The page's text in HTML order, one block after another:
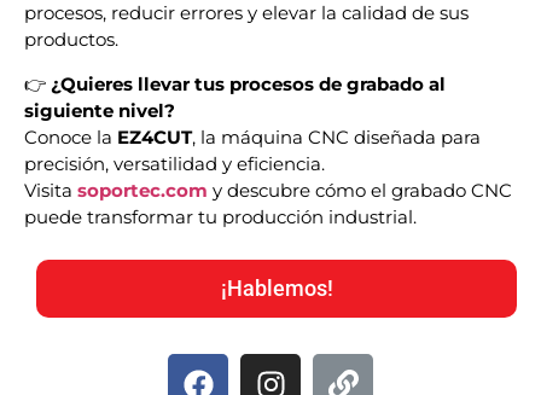
procesos, reducir errores y elevar la calidad de sus
productos.
👉 ¿Quieres llevar tus procesos de grabado al
siguiente nivel?
Conoce la EZ4CUT, la máquina CNC diseñada para
precisión, versatilidad y eficiencia.
Visita soportec.com y descubre cómo el grabado CNC
puede transformar tu producción industrial.
¡Hablemos!